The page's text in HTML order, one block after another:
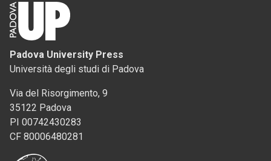
Padova University Press
Università degli studi di Padova
Via del Risorgimento, 9
35122 Padova
PI 00742430283
CF 80006480281